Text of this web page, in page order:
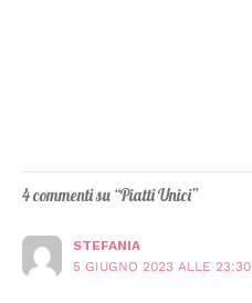
4 commenti su “Piatti Unici”
STEFANIA
5 GIUGNO 2023 ALLE 23:30